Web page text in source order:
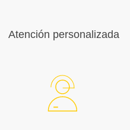
Atención personalizada